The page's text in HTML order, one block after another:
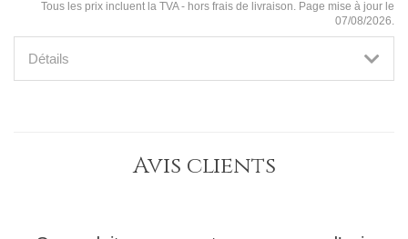
Tous les prix incluent la TVA - hors frais de livraison. Page mise à jour le
07/08/2026.
Détails
Avis clients